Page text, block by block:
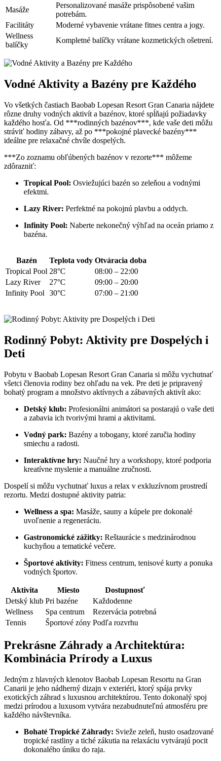
Masáže
Personalizované masáže prispôsobené vašim
potrebám.
Facilitáty
Moderné vybavenie vrátane fitnes centra a jogy.
Wellness
balíčky
Kompletné balíčky vrátane kozmetických ošetrení.
Vodné Aktivity a Bazény pre Každého
Vo všetkých častiach Baobab Lopesan Resort Gran Canaria nájdete
rôzne druhy vodných aktivít a bazénov, ktoré spĺňajú požiadavky
každého hosťa. Od ***rodinných bazénov***, kde vaše deti môžu
stráviť hodiny zábavy, až po ***pokojné plavecké bazény***
ideálne pre relaxačné chvíle dospelých.
***Zo zoznamu obľúbených bazénov v rezorte*** môžeme
zdôrazniť:
Tropical Pool: Osviežujúci bazén so zeleňou a vodnými
efektmi.
Lazy River: Perfektné na pokojnú plavbu a oddych.
Infinity Pool: Naberte nekonečný výhľad na oceán priamo z
bazéna.
Bazén Teplota vody Otváracia doba
Tropical Pool 28°C
08:00 – 22:00
Lazy River
27°C
09:00 – 20:00
Infinity Pool
30°C 07:00 – 21:00
Rodinný Pobyt: Aktivity pre Dospelých i
Deti
Pobytu v Baobab Lopesan Resort Gran Canaria si môžu vychutnať
všetci členovia rodiny bez ohľadu na vek. Pre deti je pripravený
bohatý program a množstvo aktívnych a zábavných aktivít ako:
Detský klub: Profesionálni animátori sa postarajú o vaše deti
a zabavia ich tvorivými hrami a aktivitami.
Vodný park: Bazény a tobogany, ktoré zaručia hodiny
smiechu a radosti.
Interaktívne hry: Naučné hry a workshopy, ktoré podporia
kreatívne myslenie a manuálne zručnosti.
Dospelí si môžu vychutnať luxus a relax v exkluzívnom prostredí
rezortu. Medzi dostupné aktivity patria:
Wellness a spa: Masáže, sauny a kúpele pre dokonalé
uvoľnenie a regeneráciu.
Gastronomické zážitky: Reštaurácie s medzinárodnou
kuchyňou a tematické večere.
Športové aktivity: Fitness centrum, tenisové kurty a ponuka
vodných športov.
Aktivita Miesto
Dostupnosť
Detský klub Pri bazéne
Každodenne
Wellness
Spa centrum
Rezervácia potrebná
Tennis
Športové zóny Podľa rozvrhu
Prekrásne Záhrady a Architektúra:
Kombinácia Prírody a Luxus
Jedným z hlavných klenotov Baobab Lopesan Resortu na Gran
Canarii je jeho nádherný dizajn v exteriéri, ktorý spája prvky
exotických záhrad s luxusnou architektúrou. Tento dokonalý spoj
medzi prírodou a luxusom vytvára nezabudnuteľnú atmosféru pre
každého návštevníka.
Bohaté Tropické Záhrady: Svieže zeleň, husto osadzované
tropické rastliny a tiché zákutia na relaxáciu vytvárajú pocit
dokonalého úniku do raja.